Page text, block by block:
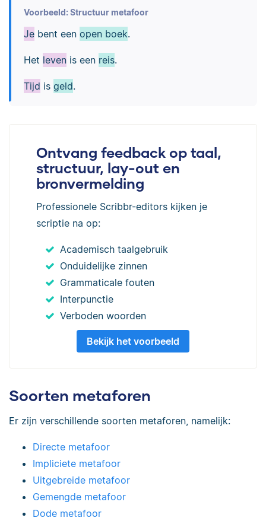
Voorbeeld: Structuur metafoor
Jebent een open boek.
Het levenis een reis.
Tijd is geld.
Ontvang feedback op taal,
structuur, lay-out en
bronvermelding
Professionele Scribbr-editors kijken je
scriptie na op:
Academisch taalgebruik
Onduidelijke zinnen
Grammaticale fouten
Interpunctie
Verboden woorden
Bekijk het voorbeeld
Soorten metaforen
Er zijn verschillende soorten metaforen, namelijk:
Directe metafoor
Impliciete metafoor
Uitgebreide metafoor
Gemengde metafoor
Dode metafoor